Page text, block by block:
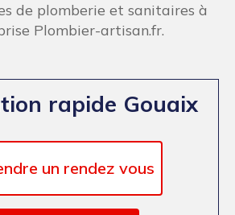
de plomberie et sanitaires à
Plombier-artisan.fr.
rapide Gouaix
un rendez vous